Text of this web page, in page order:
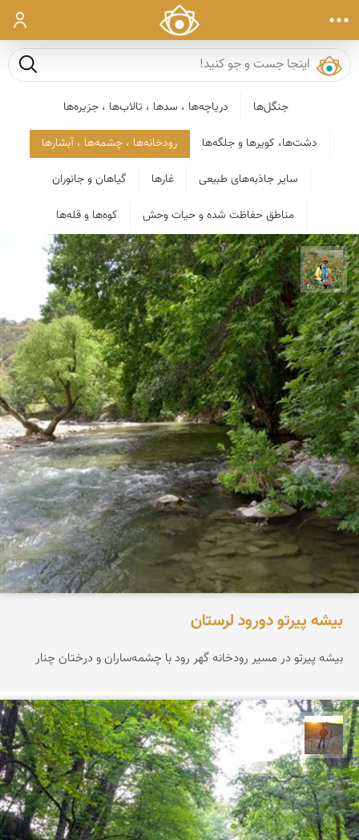
ورود
جست و
جنگل‌ها دریاچه‌ها ، سدها ، تالاب‌ها ، جزیره‌ها
دشت‌ها، کویرها و جلگه‌ها رودخانه‌ها ، چشمه‌ها ، آبشارها
سایر جاذبه‌های طبیعی غارها گیاهان و جانوران
مناطق حفاظت شده و حیات وحش کوه‌ها و قله‌ها
اسفندیار خدایی
بیشه پیرتو دورود لرستان
بیشه پیرتو در مسیر رودخانه گهر رود با چشمه‌ساران و درختان چنار